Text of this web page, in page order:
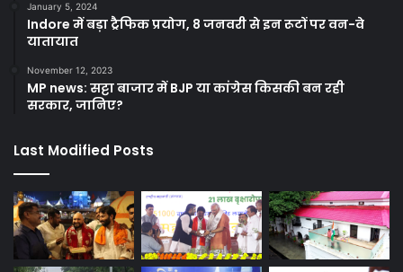
January 5, 2024
Indore में बड़ा ट्रैफिक प्रयोग, 8 जनवरी से इन रूटों पर वन-वे
यातायात
November 12, 2023
MP news: सट्टा बाजार में BJP या कांग्रेस किसकी बन रही
सरकार, जानिए?
Last Modified Posts